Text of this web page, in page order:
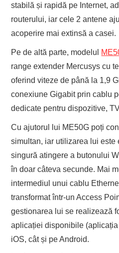
stabilă și rapidă pe Internet,
routerului, iar cele 2 antene
acoperire mai extinsă a casei.
Pe de altă parte, modelul
range extender Mercusys cu
oferind viteze de până la 1,9
conexiune Gigabit prin cablu
dedicate pentru dispozitive,
Cu ajutorul lui ME50G poți
simultan, iar utilizarea lui este
singură atingere a butonului
în doar câteva secunde. Mai
intermediul unui cablu
transformat într-un Access
gestionarea lui se realizează
aplicației disponibile
iOS, cât și pe Android.